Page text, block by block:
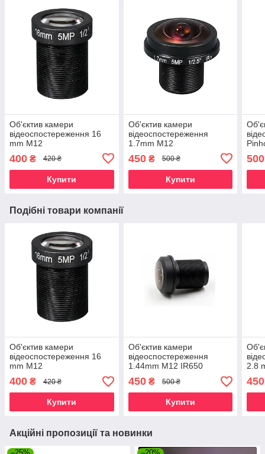
Об'єктив камери
відеоспостереження 16
mm M12
400 ₴ 420 ₴
Купити
Об'єктив камери
відеоспостереження
1.7mm M12
450₴ 500 ₴
Купити
500
Подібні товари компанії
Об'єктив камери
відеоспостереження 16
mm M12
400 ₴ 420 ₴
Купити
Об'єктив камери
відеоспостереження
1.44mm M12 IR650
450₴ 500 ₴
Купити
2.8
450
Акційні пропозиції та новинки